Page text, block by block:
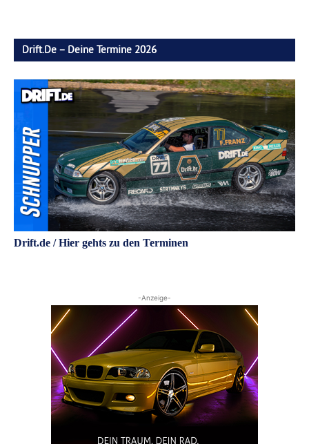
Drift.de – Deine Termine 2026
Drift.de / Hier gehts zu den Terminen
-Anzeige-